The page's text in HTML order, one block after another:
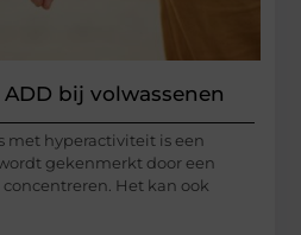
bij volwassenen
met hyperactiviteit is een
gekenmerkt door een
Het kan ook